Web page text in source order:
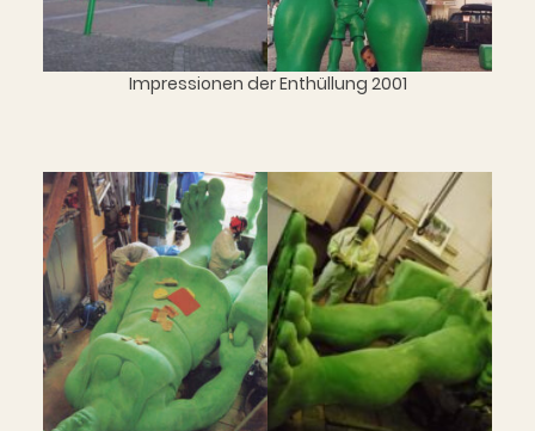
Impressionen der Enthüllung 2001